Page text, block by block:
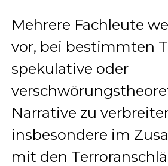
Mehrere Fachleute
vor, bei bestimmten
spekulative oder
Narrative zu
insbesondere im
mit den